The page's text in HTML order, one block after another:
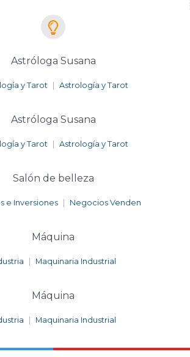
Astróloga Susana
y Tarot Astrología y Tarot
Astróloga Susana
y Tarot Astrología y Tarot
Salón de belleza
e Inversiones Negocios Venden
Máquina
Maquinaria Industrial
Máquina
Maquinaria Industrial